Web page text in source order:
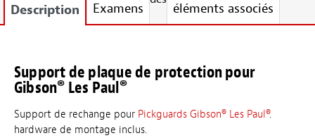
Description Examens éléments associés
Support de plaque de protection pour
Gibson® Les Paul®
Support de rechange pour Pickguards Gibson® Les Paul®.
hardware de montage inclus.